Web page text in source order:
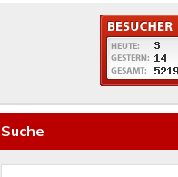
Suche